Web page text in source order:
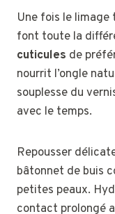
Une fois le limage
font toute la
cuticules de
nourrit l’ongle
souplesse du
avec le temps.
Repousser
bâtonnet de buis
petites peaux.
contact prolongé